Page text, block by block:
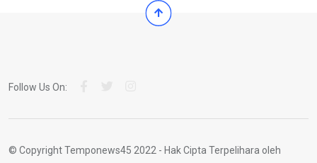
Follow Us On:
© Copyright Temponews45 2022 - Hak Cipta Terpelihara oleh